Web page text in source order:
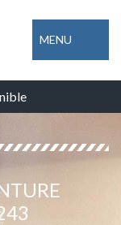
MENU